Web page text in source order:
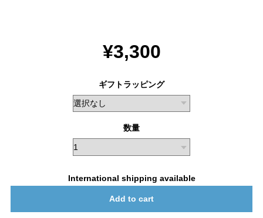
¥3,300
ギフトラッピング
数量
International shipping available
Add to cart